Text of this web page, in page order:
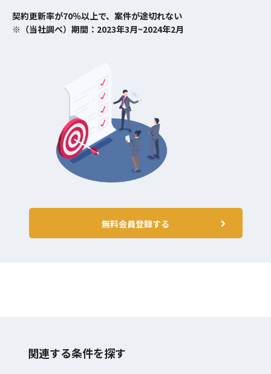
契約更新率が70％以上で、案件が途切れない
※（当社調べ）期間：2023年3月~2024年2月
無料会員登録する
関連する条件を探す